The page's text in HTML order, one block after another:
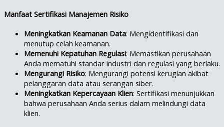
Manfaat Sertifikasi Manajemen Risiko
Meningkatkan Keamanan Data: Mengidentifikasi dan
menutup celah keamanan.
Memenuhi Kepatuhan Regulasi: Memastikan perusahaan
Anda mematuhi standar industri dan regulasi yang berlaku.
Mengurangi Risiko: Mengurangi potensi kerugian akibat
pelanggaran data atau serangan siber.
Meningkatkan Kepercayaan Klien: Sertifikasi menunjukkan
bahwa perusahaan Anda serius dalam melindungi data
klien.